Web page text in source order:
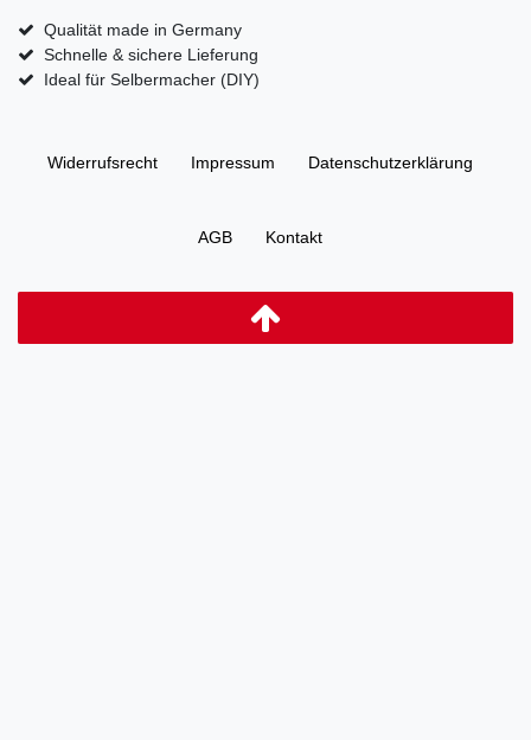
Qualität made in Germany
Schnelle & sichere Lieferung
Ideal für Selbermacher (DIY)
Widerrufs­recht Impressum Daten­schutz­erklärung
AGB Kontakt